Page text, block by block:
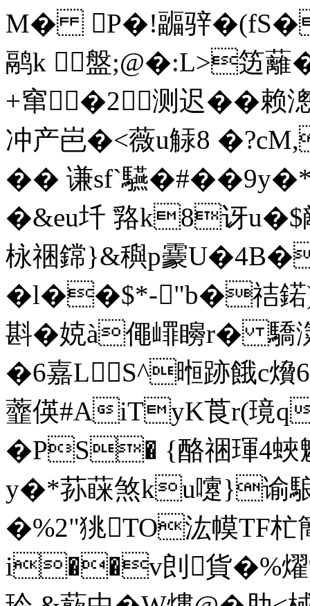
M� P�!疈骍
鹝k 盤;@�:L>笾蘺
+窜�2测迟��赖
冲产岜�<薇u觨8
�� 谦sf`驠�#�
�&eu圲 嗠k8讶u�$
栐祵鏛}&穥p靀
� l��$*-"b�祮鍩
斟�娔à僶嶵矈r�
� 6嘉LS^暅跡餓c燲
虀偀#AiTyK莨r(璄q
�PS� {酪祵琿4蛺
y�*荪蔝煞ku嚔}谕駺
�%2"狣TO汯幙TF杧
i��v剆貨�%